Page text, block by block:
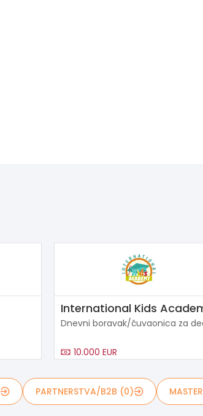
International Kids
Dnevni boravak/čuvaonica za
10.000 EUR
PARTNERSTVA/B2B (0)